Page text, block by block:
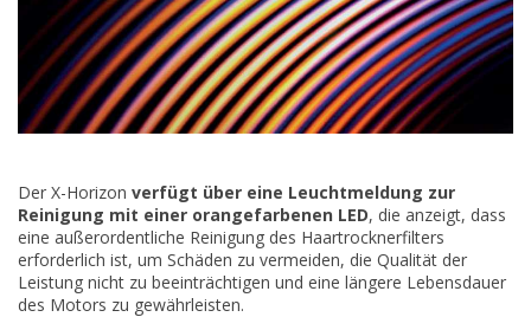
Der X-Horizon verfügt über eine Leuchtmeldung zur
Reinigung mit einer orangefarbenen LED, die anzeigt, dass
eine außerordentliche Reinigung des Haartrocknerfilters
erforderlich ist, um Schäden zu vermeiden, die Qualität der
Leistung nicht zu beeinträchtigen und eine längere Lebensdauer
des Motors zu gewährleisten.